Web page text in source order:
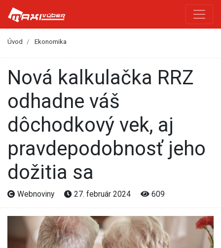
Úvod Ekonomika
Nová kalkulačka RRZ
odhadne váš
dôchodkový vek, aj
pravdepodobnosť jeho
dožitia sa
Webnoviny 27. február 2024 609